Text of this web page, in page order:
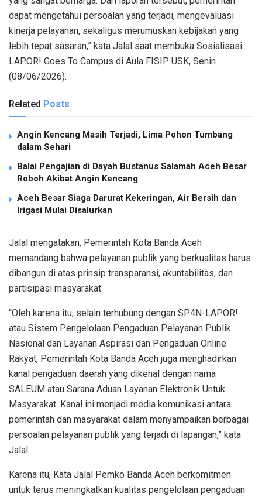
dapat mengetahui persoalan yang terjadi, mengevaluasi
kinerja pelayanan, sekaligus merumuskan kebijakan yang
lebih tepat sasaran,” kata Jalal saat membuka Sosialisasi
LAPOR! Goes To Campus di Aula FISIP USK, Senin
(08/06/2026).
Related Posts
Angin Kencang Masih Terjadi, Lima Pohon Tumbang
dalam Sehari
Balai Pengajian di Dayah Bustanus Salamah Aceh Besar
Roboh Akibat Angin Kencang
Aceh Besar Siaga Darurat Kekeringan, Air Bersih dan
Irigasi Mulai Disalurkan
Jalal mengatakan, Pemerintah Kota Banda Aceh
memandang bahwa pelayanan publik yang berkualitas harus
dibangun di atas prinsip transparansi, akuntabilitas, dan
partisipasi masyarakat.
“Oleh karena itu, selain terhubung dengan SP4N-LAPOR!
atau Sistem Pengelolaan Pengaduan Pelayanan Publik
Nasional dan Layanan Aspirasi dan Pengaduan Online
Rakyat, Pemerintah Kota Banda Aceh juga menghadirkan
kanal pengaduan daerah yang dikenal dengan nama
SALEUM atau Sarana Aduan Layanan Elektronik Untuk
Masyarakat. Kanal ini menjadi media komunikasi antara
pemerintah dan masyarakat dalam menyampaikan berbagai
persoalan pelayanan publik yang terjadi di lapangan,” kata
Jalal.
Karena itu, Kata Jalal Pemko Banda Aceh berkomitmen
untuk terus meningkatkan kualitas pengelolaan pengaduan